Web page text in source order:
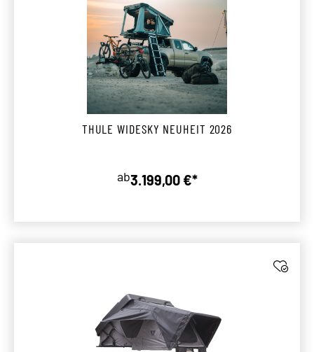
THULE WIDESKY NEUHEIT 2026
Regulärer Preis:
ab3.199,00 €*